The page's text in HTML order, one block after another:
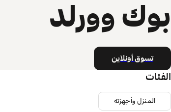
بوك وورلد
تسوق أونلاين
الفئات
المنزل وأجهزته